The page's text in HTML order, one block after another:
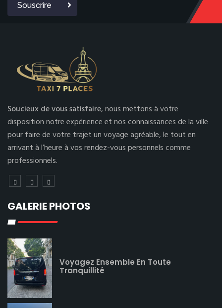
Souscrire
Soucieux de vous satisfaire,nous mettons à votre
disposition notre expérience et nos connaissances de la ville
pour faire de votre trajet un voyage agréable, le tout en
arrivant à l’heure à vos rendez-vous personnels comme
professionnels.
GALERIE PHOTOS
Voyagez Ensemble En Toute
Tranquillité